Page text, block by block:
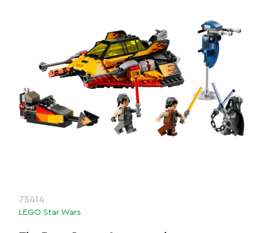
75414
LEGO Star Wars